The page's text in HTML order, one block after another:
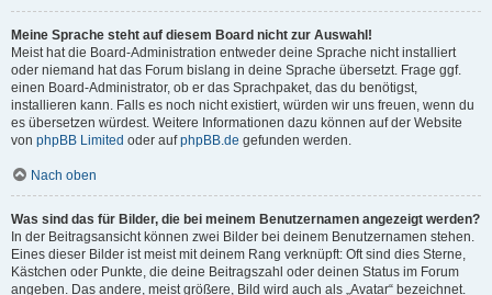
Meine Sprache steht auf diesem Board nicht zur Auswahl!
Meist hat die Board-Administration entweder deine Sprache nicht installiert
oder niemand hat das Forum bislang in deine Sprache übersetzt. Frage ggf.
einen Board-Administrator, ob er das Sprachpaket, das du benötigst,
installieren kann. Falls es noch nicht existiert, würden wir uns freuen, wenn du
es übersetzen würdest. Weitere Informationen dazu können auf der Website
von phpBB Limited oder aufphpBB.de gefunden werden.
Nach oben
Was sind das für Bilder, die bei meinem Benutzernamen angezeigt werden?
In der Beitragsansicht können zwei Bilder bei deinem Benutzernamen stehen.
Eines dieser Bilder ist meist mit deinem Rang verknüpft: Oft sind dies Sterne,
Kästchen oder Punkte, die deine Beitragszahl oder deinen Status im Forum
angeben. Das andere, meist größere, Bild wird auch als „Avatar“ bezeichnet.